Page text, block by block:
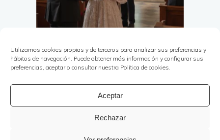
Utilizamos cookies propias y de terceros para analizar sus preferencias y
hábitos de navegación. Puede obtener más información y configurar sus
preferencias, aceptar o consultar nuestra Política de cookies.
Aceptar
Rechazar
Copyright © Ana Rojas Eventos 2025. | Todos los
derechos reservados | Powered by